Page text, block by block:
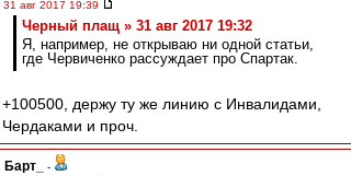
31 авг 2017 19:39
Черный плащ » 31 авг 2017 19:32
Я, например, не открываю ни одной статьи,
где Червиченко рассуждает про Спартак.
+100500, держу ту же линию с Инвалидами,
Чердаками и проч.
Барт_
-